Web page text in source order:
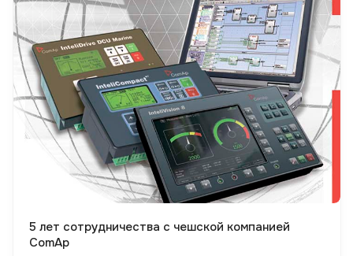
5 лет сотрудничества с чешской компанией
ComAp